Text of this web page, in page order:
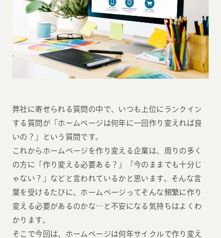
弊社に寄せられる質問の中で、いつも上位にランクイン
する質問が「ホームページは何年に一回作り変えれば良
いの？」という質問です。
これからホームページを作り変える企業は、周りの多く
の方に「作り変える必要ある？」「今のままでも十分じ
ゃない？」などと言われているかと思います。そんな言
葉を受けるたびに、ホームページってそんな頻繁に作り
変える必要があるのかな…と不安になる気持ちはよくわ
かります。
そこで今回は、ホームページは何年サイクルで作り変え